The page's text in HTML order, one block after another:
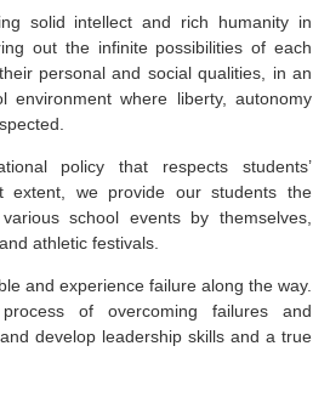
solid intellect and rich humanity in
out the infinite possibilities of each
personal and social qualities, in an
environment where liberty, autonomy
policy that respects students’
extent, we provide our students the
school events by themselves,
athletic festivals.
and experience failure along the way.
of overcoming failures and
develop leadership skills and a true